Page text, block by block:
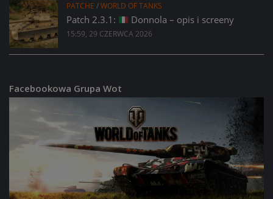
PATCHE /WORLD OF TANKS
Patch 2.3.1: Donnola – opis i screeny
15:59, 29 CZERWCA 2026
Facebookowa Grupa Wot